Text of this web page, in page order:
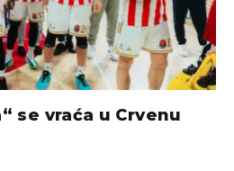
se vraća u Crvenu